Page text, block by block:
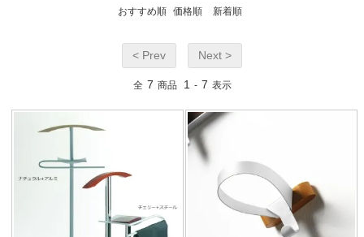
おすすめ順 価格順 新着順
< Prev Next >
全 7 商品 1 - 7 表示